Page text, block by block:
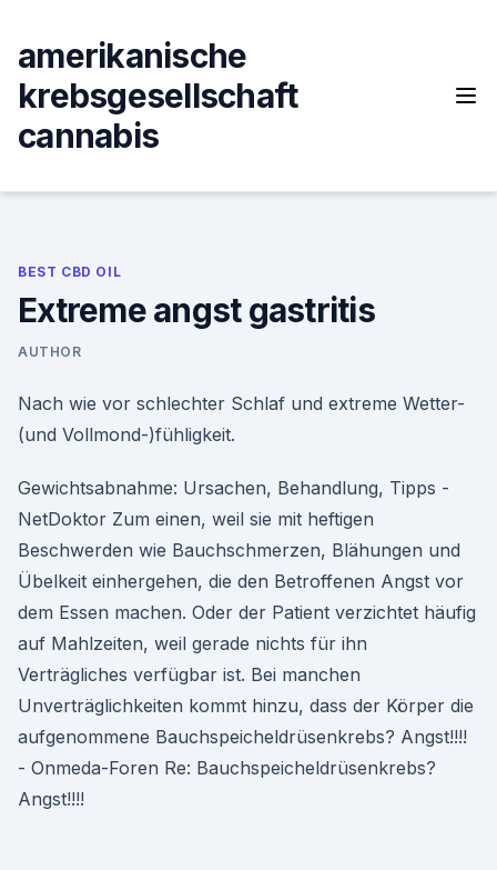
content
amerikanische
krebsgesellschaft
cannabis
BEST CBD OIL
Extreme angst gastritis
AUTHOR
Nach wie vor schlechter Schlaf und extreme Wetter-
(und Vollmond-)fühligkeit.
Gewichtsabnahme: Ursachen, Behandlung, Tipps -
NetDoktor Zum einen, weil sie mit heftigen
Beschwerden wie Bauchschmerzen, Blähungen und
Übelkeit einhergehen, die den Betroffenen Angst vor
dem Essen machen. Oder der Patient verzichtet häufig
auf Mahlzeiten, weil gerade nichts für ihn
Verträgliches verfügbar ist. Bei manchen
Unverträglichkeiten kommt hinzu, dass der Körper die
aufgenommene Bauchspeicheldrüsenkrebs? Angst!!!!
- Onmeda-Foren Re: Bauchspeicheldrüsenkrebs?
Angst!!!!